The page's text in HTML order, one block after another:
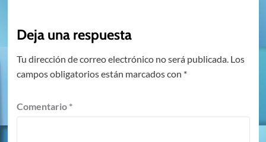
Deja una respuesta
Tu dirección de correo electrónico no será publicada. Los
campos obligatorios están marcados con *
Comentario *